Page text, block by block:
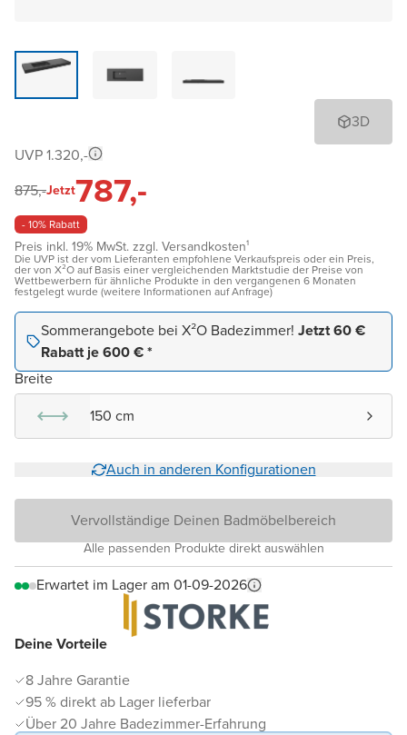
3D
Deine Vorteile
8 Jahre Garantie
95 % direkt ab Lager lieferbar
Über 20 Jahre Badezimmer-Erfahrung
UVP 1.320,-
875,-Jetzt787,-
- 10% Rabatt
Preis inkl. 19% MwSt. zzgl. Versandkosten¹
Die UVP ist der vom Lieferanten empfohlene Verkaufspreis oder ein Preis,
der von X²O auf Basis einer vergleichenden Marktstudie der Preise von
Wettbewerbern für ähnliche Produkte in den vergangenen 6 Monaten
festgelegt wurde (weitere Informationen auf Anfrage)
Sommerangebote bei X²O Badezimmer! Jetzt 60 €
Rabatt je 600 € *
Breite
150 cm
Auch in anderen Konfigurationen
Vervollständige Deinen Badmöbelbereich
Alle passenden Produkte direkt auswählen
Erwartet im Lager am 01-09-2026